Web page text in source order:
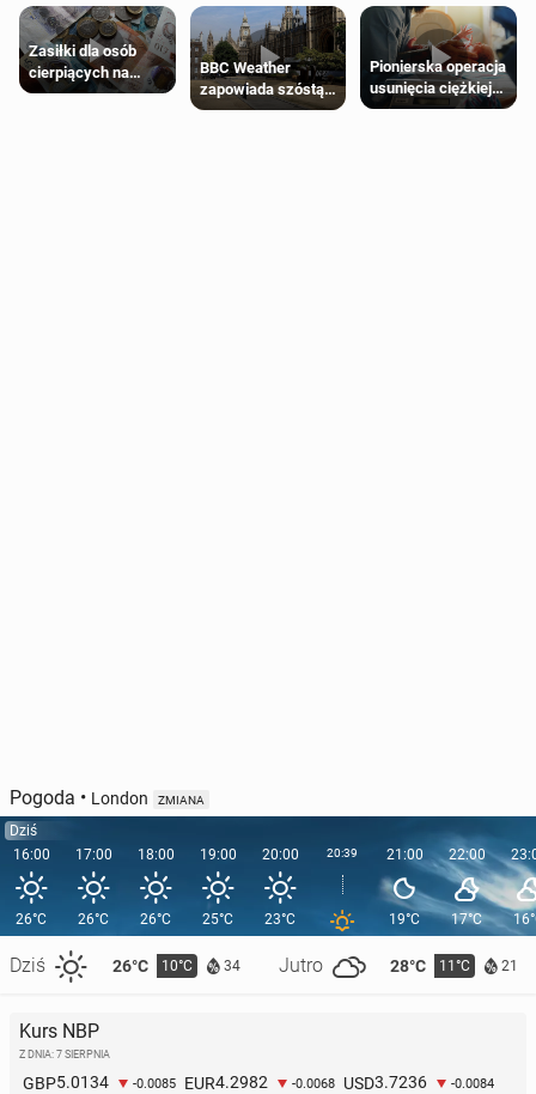
Zasiłki dla osób
cierpiących na
schorzenia
BBC Weather
zapowiada szóstą
falę upałów w
Pionierska operacja
usunięcia ciężkiej
wady wrodzonej
Pogoda • London ZMIANA
Dziś
16:00
26°C
Dziś 26°C 10°C 34 Jutro 28°C 11°C 21
17:00
26°C
18:00
26°C
19:00
25°C
20:00
23°C
20:39 21:00
19°C
22:00
17°C
Kurs NBP
Z DNIA: 7 SIERPNIA
GBP5.0134 -0.0085 EUR4.2982 -0.0068 USD3.7236 -0.0084